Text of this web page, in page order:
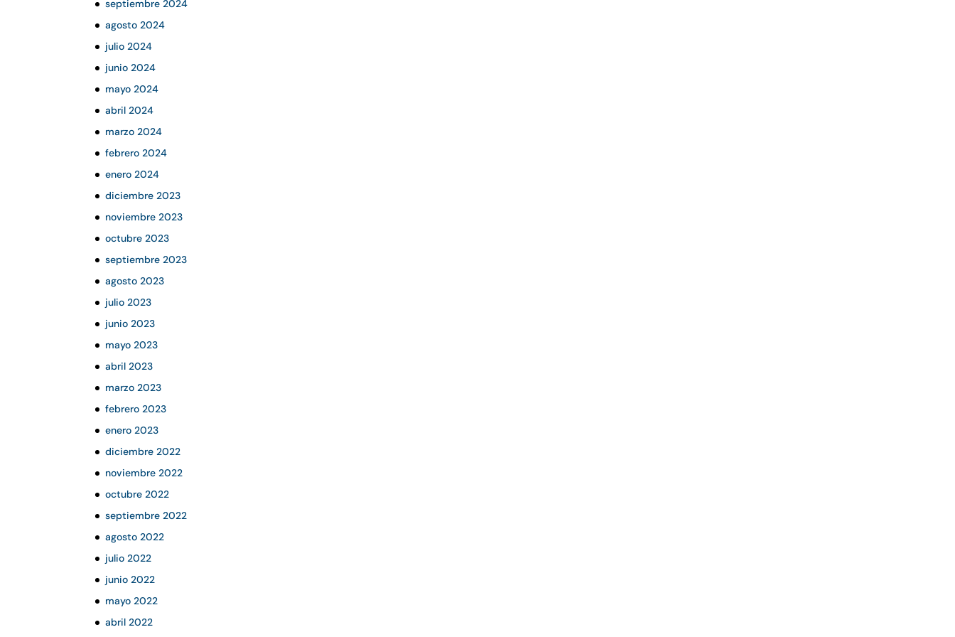
septiembre 2024
agosto 2024
julio 2024
junio 2024
mayo 2024
abril 2024
marzo 2024
febrero 2024
enero 2024
diciembre 2023
noviembre 2023
octubre 2023
septiembre 2023
agosto 2023
julio 2023
junio 2023
mayo 2023
abril 2023
marzo 2023
febrero 2023
enero 2023
diciembre 2022
noviembre 2022
octubre 2022
septiembre 2022
agosto 2022
julio 2022
junio 2022
mayo 2022
abril 2022